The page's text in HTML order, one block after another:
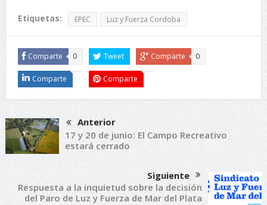
Etiquetas: EPEC Luz y Fuerza Cordoba
Comparte 0 Tweet Comparte 0
Comparte Comparte
Anterior
17 y 20 de junio: El Campo Recreativo
estará cerrado
Siguiente
Respuesta a la inquietud sobre la decisión
del Paro de Luz y Fuerza de Mar del Plata